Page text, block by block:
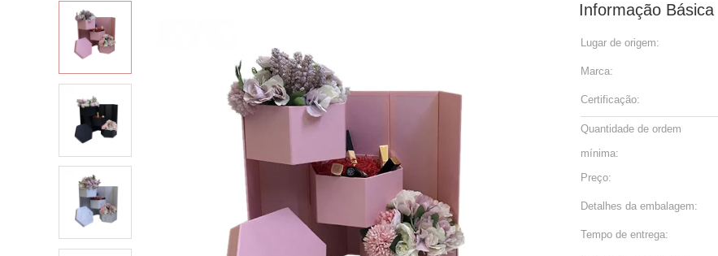
Informação Básica
Lugar de origem:
Marca:
Certificação:
Quantidade de ordem
mínima:
Preço:
Detalhes da embalagem:
Tempo de entrega: